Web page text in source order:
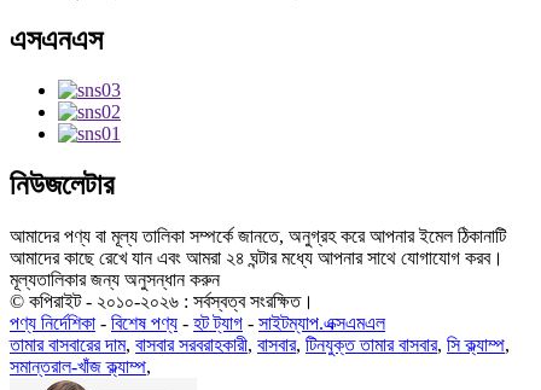
এসএনএস
নিউজলেটার
আমাদের পণ্য বা মূল্য তালিকা সম্পর্কে জানতে, অনুগ্রহ করে আপনার ইমেল ঠিকানাটি
আমাদের কাছে রেখে যান এবং আমরা ২৪ ঘন্টার মধ্যে আপনার সাথে যোগাযোগ করব।
মূল্যতালিকার জন্য অনুসন্ধান করুন
© কপিরাইট - ২০১০-২০২৬ : সর্বস্বত্ব সংরক্ষিত।
পণ্য নির্দেশিকা - বিশেষ পণ্য - হট ট্যাগ - সাইটম্যাপ.এক্সএমএল
তামার বাসবারের দাম, বাসবার সরবরাহকারী, বাসবার, টিনযুক্ত তামার বাসবার, সি ক্ল্যাম্প,
সমান্তরাল-খাঁজ ক্ল্যাম্প,